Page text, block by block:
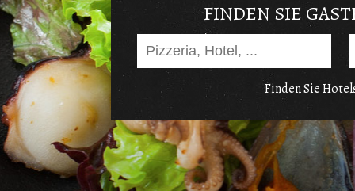
FINDEN SIE
Finden Sie